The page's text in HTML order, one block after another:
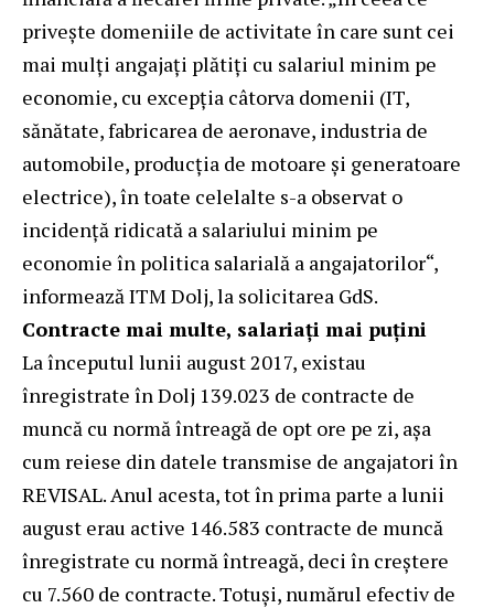
privește domeniile de activitate în care sunt cei
mai mulți angajați plătiți cu salariul minim pe
economie, cu excepția câtorva domenii (IT,
sănătate, fabricarea de aeronave, industria de
automobile, producția de motoare și generatoare
electrice), în toate celelalte s-a observat o
incidență ridicată a salariului minim pe
economie în politica salarială a angajatorilor“,
informează ITM Dolj, la solicitarea GdS.
Contracte mai multe, salariați mai puțini
La începutul lunii august 2017, existau
înregistrate în Dolj 139.023 de contracte de
muncă cu normă întreagă de opt ore pe zi, așa
cum reiese din datele transmise de angajatori în
REVISAL. Anul acesta, tot în prima parte a lunii
august erau active 146.583 contracte de muncă
înregistrate cu normă întreagă, deci în creștere
cu 7.560 de contracte. Totuși, numărul efectiv de